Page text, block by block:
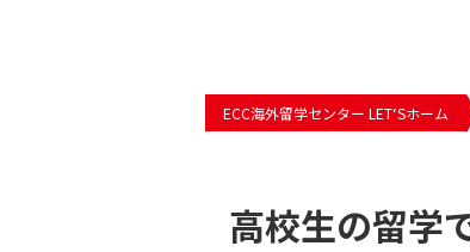
ECC海外留学センター LET‘Sホーム
高校生の留学